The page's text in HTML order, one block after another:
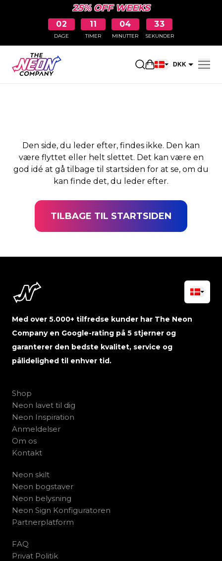
25% OFF WEEKS
02
DAGE
11
TIMER
04
MINUTTER
33
SEKUNDER
Åbn DKK
SIDEN BLEV IKKE
Den side, du leder efter, findes ikke. Den kan
være flyttet eller helt slettet. Det kan være en
god idé at gå tilbage til startsiden for at se, om du
kan finde det, du leder efter.
TILBAGE TIL STARTSIDEN
Med over 5.000+ tilfredse kunder har The Neon
Company en Google-rating på 5 stjerner og
garanterer den bedste kvalitet, service og
pålidelighed til enhver tid.
Shop
Neon lavet til dig
Neon Inspiration
Anmeldelser
Om os
Kontakt
Neon skilt
Neon bogstaver
Neon belysning
Neon Sign Konfiguratoren
Partnerplatform
FAQ
Privat Politik